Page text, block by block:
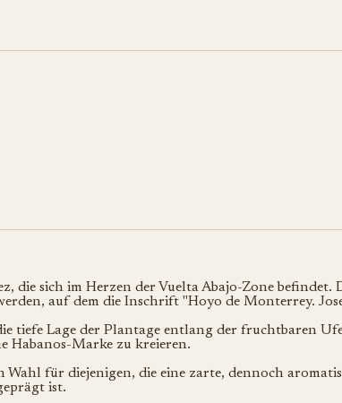
sich im Herzen der Vuelta Abajo-Zone
auf dem die Inschrift "Hoyo de Monterrey.
tiefe Lage der Plantage entlang der fruchtbaren
Habanos-Marke zu kreieren.
für diejenigen, die eine zarte, dennoch
ist.